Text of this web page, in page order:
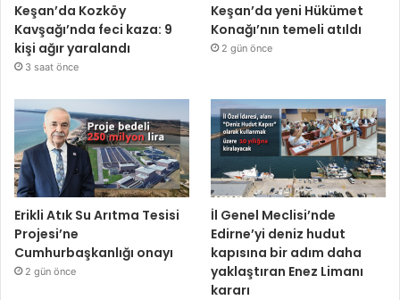
Keşan’da Kozköy
Kavşağı’nda feci kaza: 9
kişi ağır yaralandı
3 saat önce
Keşan’da yeni Hükümet
Konağı’nın temeli atıldı
2 gün önce
Erikli Atık Su Arıtma Tesisi
Projesi’ne
Cumhurbaşkanlığı onayı
2 gün önce
İl Genel Meclisi’nde
Edirne’yi deniz hudut
kapısına bir adım daha
yaklaştıran Enez Limanı
kararı